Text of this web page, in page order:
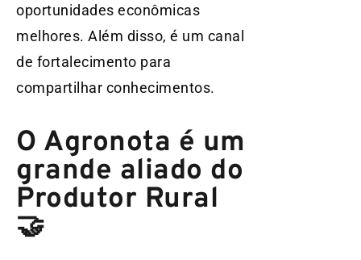
oportunidades econômicas
melhores. Além disso, é um canal
de fortalecimento para
compartilhar conhecimentos.
O Agronota é um
grande aliado do
Produtor Rural
🤝